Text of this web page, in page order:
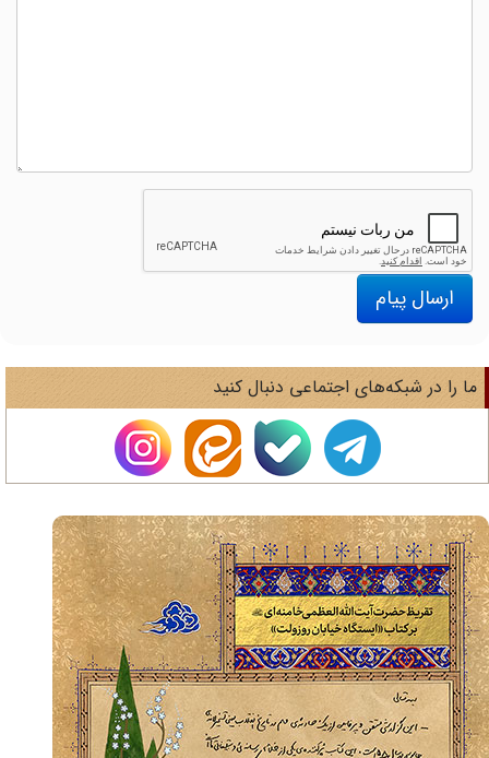
ارسال پیام
را در شبکه‌های اجتماعی دنبال کنید